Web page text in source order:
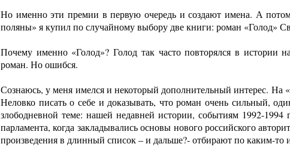
Но именно эти премии в первую очередь и создают имена. А
поляны» я купил по случайному выбору две книги: роман «Голод»
Почему именно «Голод»? Голод так часто повторялся в истории
роман. Но ошибся.
Сознаюсь, у меня имелся и некоторый дополнительный интерес.
Неловко писать о себе и доказывать, что роман очень сильный,
злободневной теме: нашей недавней истории, событиям 1992-
парламента, когда закладывались основы нового российского
произведения в длинный список – и дальше?- отбирают по каким-